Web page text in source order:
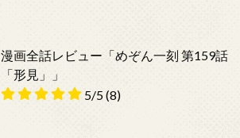
漫画全話レビュー「めぞん一刻 第159話
「形見」」
5/5(8)